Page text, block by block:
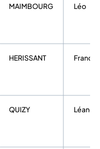
MAIMBOURG Léo
HERISSANT
QUIZY